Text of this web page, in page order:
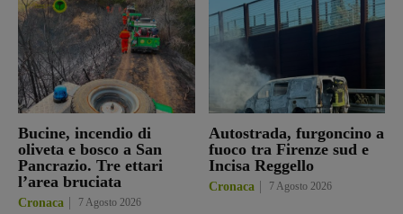
Bucine, incendio di
oliveta e bosco a San
Pancrazio. Tre ettari
l’area bruciata
Cronaca 7 Agosto 2026
Autostrada, furgoncino a
fuoco tra Firenze sud e
Incisa Reggello
Cronaca 7 Agosto 2026